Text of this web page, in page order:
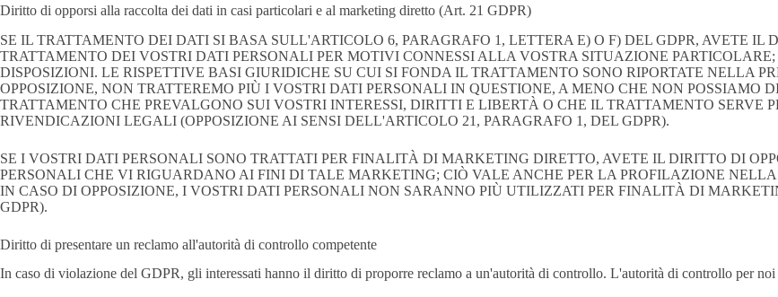
Diritto di opporsi alla raccolta dei dati in casi particolari e al marketing diretto (Art. 21 GDPR)
SE IL TRATTAMENTO DEI DATI SI BASA SULL'ARTICOLO 6, PARAGRAFO 1, LETTERA E) O F) DEL GDPR, AVETE
TRATTAMENTO DEI VOSTRI DATI PERSONALI PER MOTIVI CONNESSI ALLA VOSTRA SITUAZIONE
DISPOSIZIONI. LE RISPETTIVE BASI GIURIDICHE SU CUI SI FONDA IL TRATTAMENTO SONO RIPORTATE NELLA
OPPOSIZIONE, NON TRATTEREMO PIÙ I VOSTRI DATI PERSONALI IN QUESTIONE, A MENO CHE NON
TRATTAMENTO CHE PREVALGONO SUI VOSTRI INTERESSI, DIRITTI E LIBERTÀ O CHE IL TRATTAMENTO SERVE
RIVENDICAZIONI LEGALI (OPPOSIZIONE AI SENSI DELL'ARTICOLO 21, PARAGRAFO 1, DEL GDPR).
SE I VOSTRI DATI PERSONALI SONO TRATTATI PER FINALITÀ DI MARKETING DIRETTO, AVETE IL DIRITTO DI
PERSONALI CHE VI RIGUARDANO AI FINI DI TALE MARKETING; CIÒ VALE ANCHE PER LA PROFILAZIONE
IN CASO DI OPPOSIZIONE, I VOSTRI DATI PERSONALI NON SARANNO PIÙ UTILIZZATI PER FINALITÀ DI
GDPR).
Diritto di presentare un reclamo all'autorità di controllo competente
In caso di violazione del GDPR, gli interessati hanno il diritto di proporre reclamo a un'autorità di controllo. L'autorità di controllo per noi